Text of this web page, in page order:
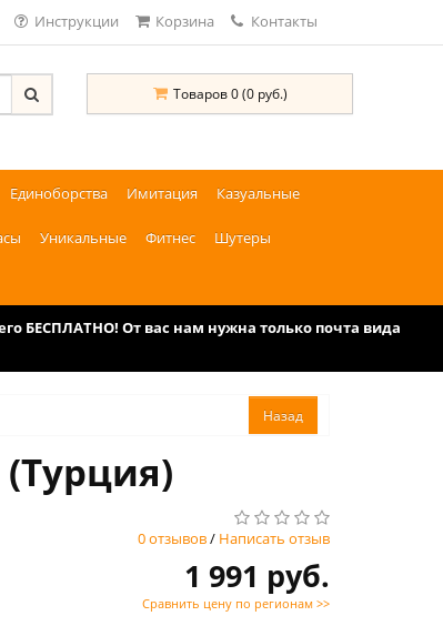
Инструкции Корзина Контакты
Товаров 0 (0 руб.)
Единоборства Имитация Казуальные
Уникальные Фитнес Шутеры
БЕСПЛАТНО! От вас нам нужна только почта вида
0 отзывов/ Написать отзыв
1 991 руб.
Сравнить цену по регионам >>